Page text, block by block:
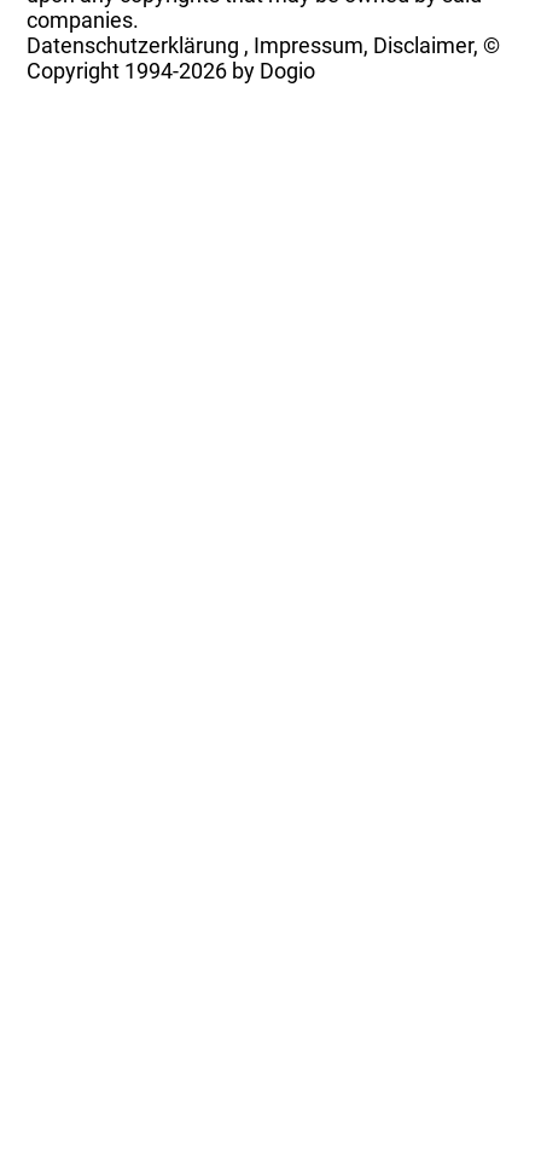
companies.
Datenschutzerklärung , Impressum, Disclaimer, ©
Copyright 1994-2026 by Dogio